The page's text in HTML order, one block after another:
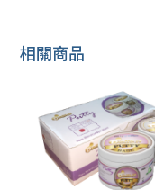
相關商品